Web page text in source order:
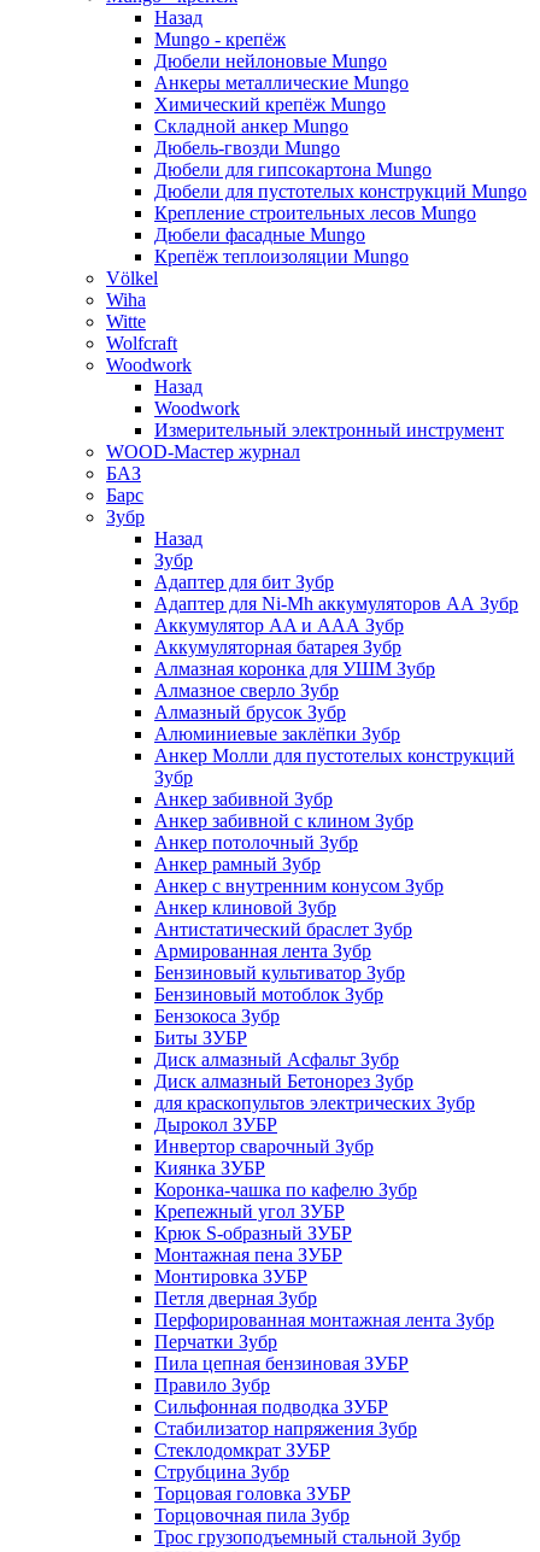
Назад
Mungo - крепёж
Дюбели нейлоновые Mungo
Анкеры металлические Mungo
Химический крепёж Mungo
Складной анкер Mungo
Дюбель-гвозди Mungo
Дюбели для гипсокартона Mungo
Дюбели для пустотелых конструкций Mungo
Крепление строительных лесов Mungo
Дюбели фасадные Mungo
Крепёж теплоизоляции Mungo
Völkel
Wiha
Witte
Wolfcraft
Woodwork
Назад
Woodwork
Измерительный электронный инструмент
WOOD-Мастер журнал
БАЗ
Барс
Зубр
Назад
Зубр
Адаптер для бит Зубр
Адаптер для Ni-Mh аккумуляторов АА Зубр
Аккумулятор AA и ААА Зубр
Аккумуляторная батарея Зубр
Алмазная коронка для УШМ Зубр
Алмазное сверло Зубр
Алмазный брусок Зубр
Алюминиевые заклёпки Зубр
Анкер Молли для пустотелых конструкций
Зубр
Анкер забивной Зубр
Анкер забивной с клином Зубр
Анкер потолочный Зубр
Анкер рамный Зубр
Анкер с внутренним конусом Зубр
Анкер клиновой Зубр
Антистатический браслет Зубр
Армированная лента Зубр
Бензиновый культиватор Зубр
Бензиновый мотоблок Зубр
Бензокоса Зубр
Биты ЗУБР
Диск алмазный Асфальт Зубр
Диск алмазный Бетонорез Зубр
для краскопультов электрических Зубр
Дырокол ЗУБР
Инвертор сварочный Зубр
Киянка ЗУБР
Коронка-чашка по кафелю Зубр
Крепежный угол ЗУБР
Крюк S-образный ЗУБР
Монтажная пена ЗУБР
Монтировка ЗУБР
Петля дверная Зубр
Перфорированная монтажная лента Зубр
Перчатки Зубр
Пила цепная бензиновая ЗУБР
Правило Зубр
Сильфонная подводка ЗУБР
Стабилизатор напряжения Зубр
Стеклодомкрат ЗУБР
Струбцина Зубр
Торцовая головка ЗУБР
Торцовочная пила Зубр
Трос грузоподъемный стальной Зубр